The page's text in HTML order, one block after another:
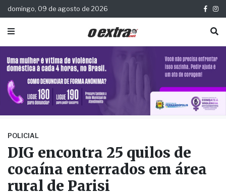
domingo, 09 de agosto de 2026
POLICIAL
DIG encontra 25 quilos de
cocaína enterrados em área
rural de Parisi